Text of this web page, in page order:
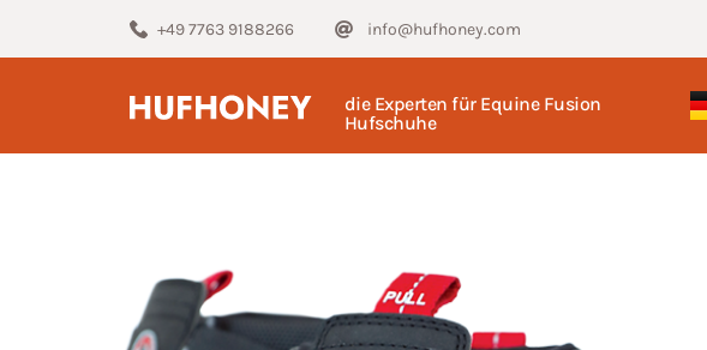
+49 7763 9188266 info@hufhoney.com
die Experten für Equine Fusion
Hufschuhe